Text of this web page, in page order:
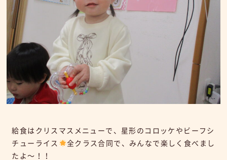
給食はクリスマスメニューで、星形のコロッケやビーフシ
チューライス
全クラス合同で、みんなで楽しく食べまし
たよ～！！